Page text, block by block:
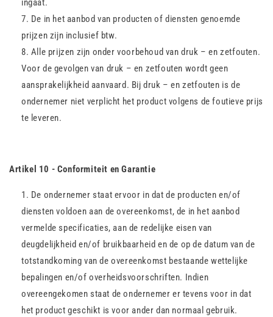
ingaat.
De in het aanbod van producten of diensten genoemde
prijzen zijn inclusief btw.
Alle prijzen zijn onder voorbehoud van druk – en zetfouten.
Voor de gevolgen van druk – en zetfouten wordt geen
aansprakelijkheid aanvaard. Bij druk – en zetfouten is de
ondernemer niet verplicht het product volgens de foutieve prijs
te leveren.
Artikel 10 - Conformiteit en Garantie
De ondernemer staat ervoor in dat de producten en/of
diensten voldoen aan de overeenkomst, de in het aanbod
vermelde specificaties, aan de redelijke eisen van
deugdelijkheid en/of bruikbaarheid en de op de datum van de
totstandkoming van de overeenkomst bestaande wettelijke
bepalingen en/of overheidsvoorschriften. Indien
overeengekomen staat de ondernemer er tevens voor in dat
het product geschikt is voor ander dan normaal gebruik.